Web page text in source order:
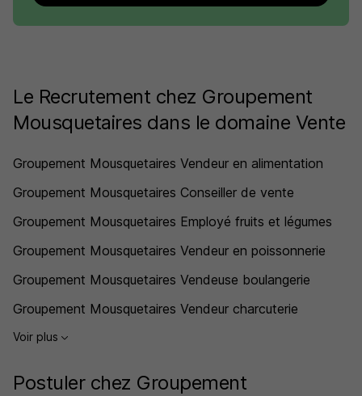
Le Recrutement chez Groupement
Mousquetaires dans le domaine Vente
Groupement Mousquetaires Vendeur en alimentation
Groupement Mousquetaires Conseiller de vente
Groupement Mousquetaires Employé fruits et légumes
Groupement Mousquetaires Vendeur en poissonnerie
Groupement Mousquetaires Vendeuse boulangerie
Groupement Mousquetaires Vendeur charcuterie
Voir plus
Postuler chez Groupement